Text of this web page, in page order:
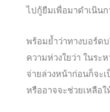
ไปกู้ยืมเพื่อมาดำเนิน
พร้อมย้ำว่าทางบอร์ด
ความห่วงใยว่า ในระ
จ่ายล่วงหน้าก่อนก็จะเ
หรืออาจจะช่วยเหลือ